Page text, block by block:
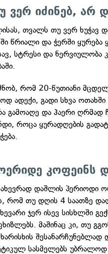
ვერ იძინებ, არ
თვალს თუ ვერ ხუჭავ
წრიალი და ჭერში
სტრესი და
რომ 20-წუთიანი
ადექი, გადი სხვა
გამოაღე და ჰაერი ღრმად
როცა ყურადღების
კოფეინს
დაშლის პერიოდი
რომ თუ დღის 4 საათზე
ჯერ ისევ სისხლში
მაშინაც კი, თუ
შესანარჩუნებლად
სასმელებს